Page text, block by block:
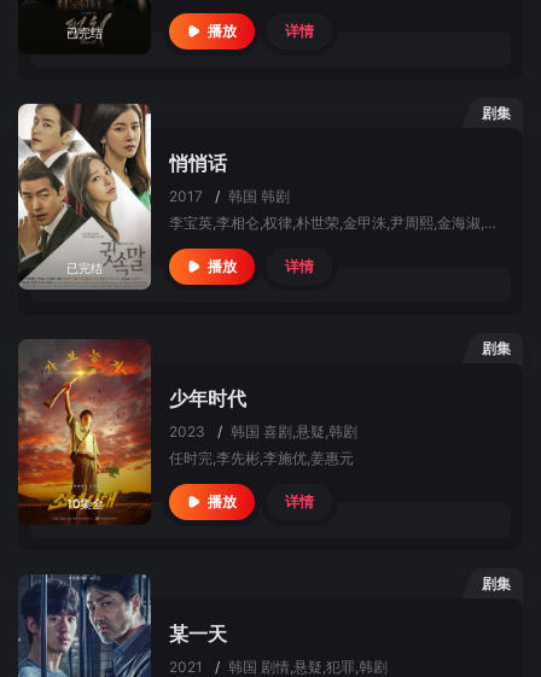
已完结 播放 详情
剧集
已完结
悄悄话
2017 / 韩国 韩剧
李宝英,李相仑,权律,朴世荣,金甲洙,尹周熙,金海淑,姜信日,李贤镇
播放 详情
剧集
10集全
少年时代
2023 / 韩国 喜剧,悬疑,韩剧
任时完,李先彬,李施优,姜惠元
播放 详情
剧集
某一天
2021 / 韩国 剧情,悬疑,犯罪,韩剧